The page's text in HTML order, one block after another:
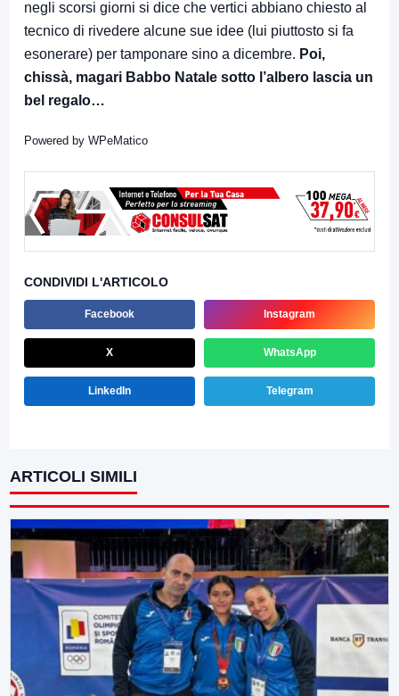
negli scorsi giorni si dice che vertici abbiano chiesto al
tecnico di rivedere alcune sue idee (lui piuttosto si fa
esonerare) per tamponare sino a dicembre. Poi,
chissà, magari Babbo Natale sotto l’albero lascia un
bel regalo…
Powered by WPeMatico
CONDIVIDI L'ARTICOLO
Facebook Instagram
X WhatsApp
LinkedIn Telegram
ARTICOLI SIMILI